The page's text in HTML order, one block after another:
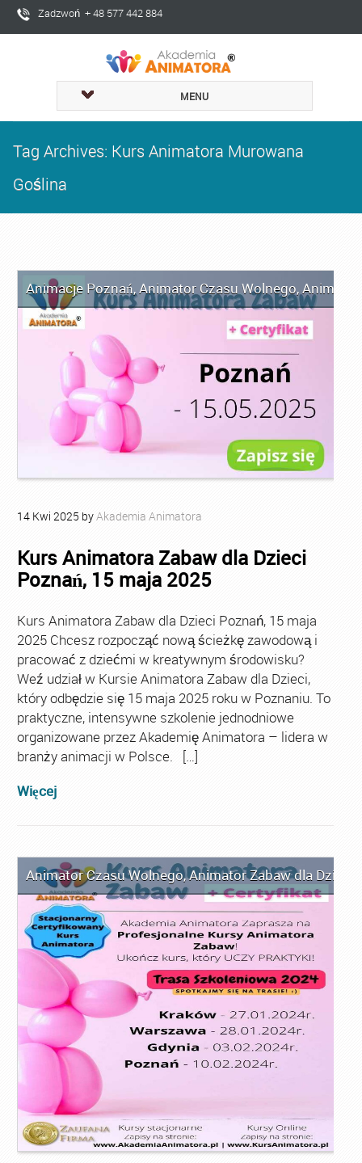
Zadzwoń + 48 577 442 884
MENU
Tag Archives: Kurs Animatora Murowana
Goślina
Animacje Poznań,Animator Czasu Wolnego,
14 Kwi 2025 byAkademia Animatora
Kurs Animatora Zabaw dla Dzieci
Poznań, 15 maja 2025
Kurs Animatora Zabaw dla Dzieci Poznań, 15 maja
2025 Chcesz rozpocząć nową ścieżkę zawodową i
pracować z dziećmi w kreatywnym środowisku?
Weź udział w Kursie Animatora Zabaw dla Dzieci,
który odbędzie się 15 maja 2025 roku w Poznaniu. To
praktyczne, intensywne szkolenie jednodniowe
organizowane przez Akademię Animatora – lidera w
branży animacji w Polsce. […]
Więcej
Animator Czasu Wolnego,Animator Zabaw dla Dzieci